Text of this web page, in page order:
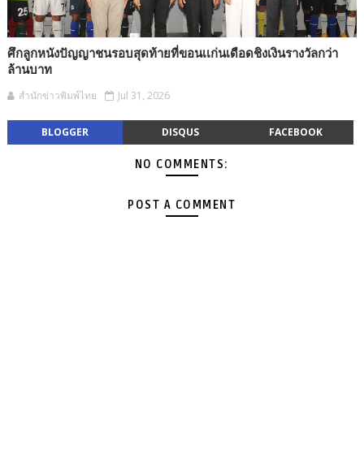
ศึกลูกหนังปัญญาชนรอบสุดท้ายที่ขอนเเก่นเดือดชิงเงินรางวัลกว่า
ล้านบาท
สำนักข่าวพิมพ์ไทย Jul 31, 2026
BLOGGER DISQUS FACEBOOK
NO COMMENTS:
POST A COMMENT